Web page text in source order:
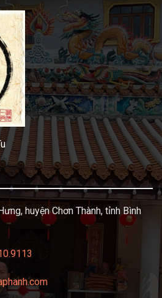
huyện Chơn Thành, tỉnh Bình